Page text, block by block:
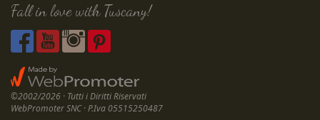
Fall in love with Tuscany!
©2002/2026 · Tutti i Diritti Riservati
WebPromoter SNC · P.Iva 05515250487